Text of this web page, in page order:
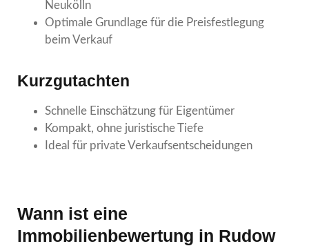
Neukölln
Optimale Grundlage für die Preisfestlegung
beim Verkauf
Kurzgutachten
Schnelle Einschätzung für Eigentümer
Kompakt, ohne juristische Tiefe
Ideal für private Verkaufsentscheidungen
Wann ist eine
Immobilienbewertung in Rudow